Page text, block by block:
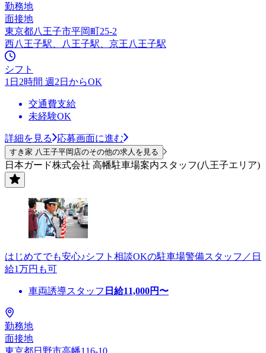
勤務地
面接地
東京都八王子市平岡町25-2
西八王子駅、八王子駅、京王八王子駅
シフト
1日2時間 週2日からOK
交通費支給
未経験OK
詳細を見る 応募画面に進む
すき家 八王子平岡店のその他の求人を見る
日本ガード株式会社 高幡駐車場案内スタッフ(八王子エリア)
はじめてでも安心♪シフト相談OKの駐車場警備スタッフ／日
給1万円も可
車両誘導スタッフ 日給11,000円〜
勤務地
面接地
東京都日野市高幡116-10